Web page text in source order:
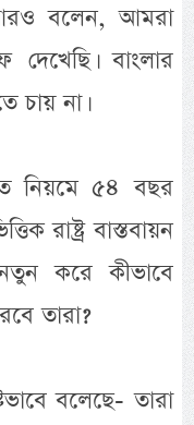
আরও বলেন, আমরা
বাংলার
না।
নিয়মে ৫৪ বছর
রাষ্ট্র বাস্তবায়ন
করে কীভাবে
তারা?
বলেছে- তারা